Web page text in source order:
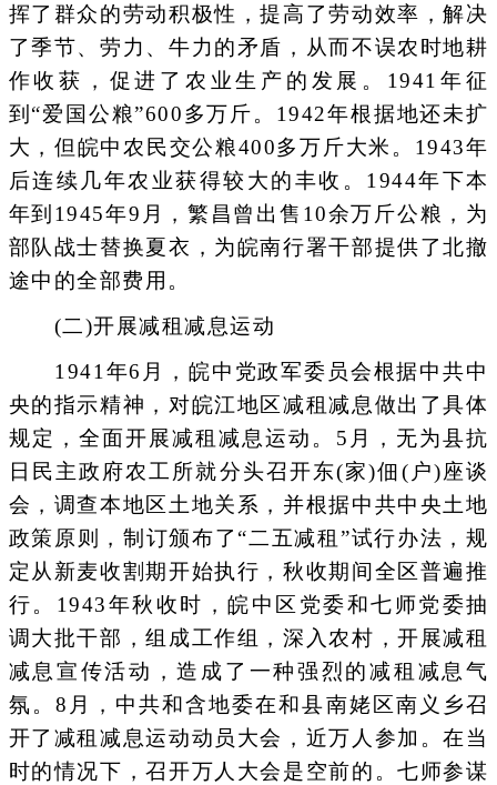
挥了群众的劳动积极性，提高了劳动效率，解决
了季节、劳力、牛力的矛盾，从而不误农时地耕
作收获，促进了农业生产的发展。1941年征
到“爱国公粮”600多万斤。1942年根据地还未扩
大，但皖中农民交公粮400多万斤大米。1943年
后连续几年农业获得较大的丰收。1944年下本
年到1945年9月，繁昌曾出售10余万斤公粮，为
部队战士替换夏衣，为皖南行署干部提供了北撤
途中的全部费用。
(二)开展减租减息运动
1941年6月，皖中党政军委员会根据中共中
央的指示精神，对皖江地区减租减息做出了具体
规定，全面开展减租减息运动。5月，无为县抗
日民主政府农工所就分头召开东(家)佃(户)座谈
会，调查本地区土地关系，并根据中共中央土地
政策原则，制订颁布了“二五减租”试行办法，规
定从新麦收割期开始执行，秋收期间全区普遍推
行。1943年秋收时，皖中区党委和七师党委抽
调大批干部，组成工作组，深入农村，开展减租
减息宣传活动，造成了一种强烈的减租减息气
氛。8月，中共和含地委在和县南姥区南义乡召
开了减租减息运动动员大会，近万人参加。在当
时的情况下，召开万人大会是空前的。七师参谋